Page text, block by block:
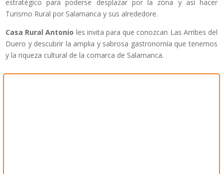
estratégico para poderse desplazar por la zona y así hacer
Turismo Rural por Salamanca y sus alrededore.
Casa Rural Antonio les invita para que conozcan Las Arribes del
Duero y descubrir la amplia y sabrosa gastronomía que tenemos
y la riqueza cultural de la comarca de Salamanca.